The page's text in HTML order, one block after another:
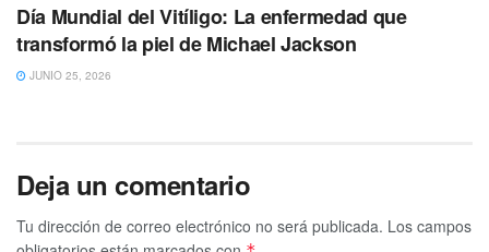
Día Mundial del Vitíligo: La enfermedad que
transformó la piel de Michael Jackson
JUNIO 25, 2026
Deja un comentario
Tu dirección de correo electrónico no será publicada. Los campos